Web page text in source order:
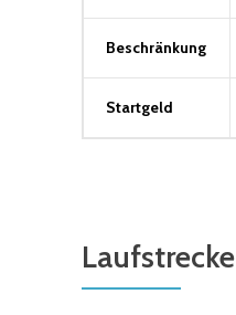
Beschränkung
Startgeld
Laufstrecke